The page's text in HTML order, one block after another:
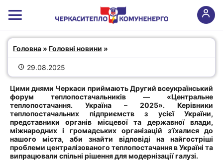
Головна » Головні новини »
29.08.2025
Цими днями Черкаси приймають Другий всеукраїнський
форум теплопостачальників — «Центральне
теплопостачання. Україна – 2025». Керівники
теплопостачальних підприємств з усієї України,
представники органів місцевої та державної влади,
міжнародних і громадських організацій з’їхалися до
нашого міста, аби знайти відповіді на найгостріші
проблеми централізованого теплопостачання в Україні та
випрацювали спільні рішення для модернізації галузі.